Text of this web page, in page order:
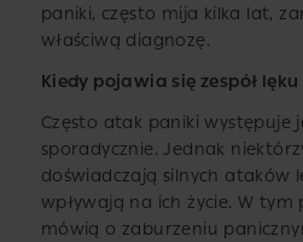
paniki, często mija kilka lat,
właściwą diagnozę.
Kiedy pojawia się zespół
Często atak paniki występuje
sporadycznie. Jednak
doświadczają silnych ataków
wpływają na ich życie. W tym
mówią o zaburzeniu